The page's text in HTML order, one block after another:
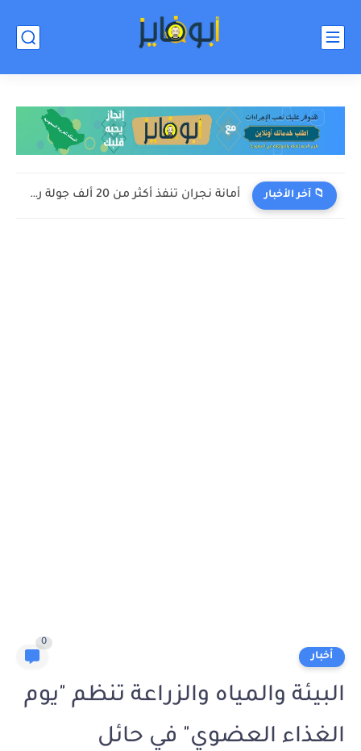
📁 آخر الأخبار أمانة نجران تنفذ أكثر من 20 ألف جولة رقابية لضمان...
أخبار
0
البيئة والمياه والزراعة تنظم "يوم
الغذاء العضوي" في حائل